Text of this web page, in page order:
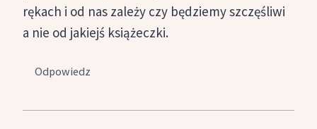
rękach i od nas zależy czy będziemy szczęśliwi
a nie od jakiejś książeczki.
Odpowiedz